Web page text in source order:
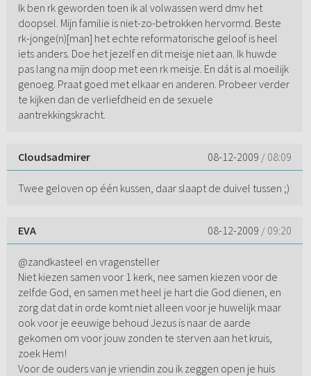
Ik ben rk geworden toen ik al volwassen werd dmv het
doopsel. Mijn familie is niet-zo-betrokken hervormd. Beste
rk-jonge(n)[man] het echte reformatorische geloof is heel
iets anders. Doe het jezelf en dit meisje niet aan. Ik huwde
pas lang na mijn doop met een rk meisje. En dát is al moeilijk
genoeg. Praat goed met elkaar en anderen. Probeer verder
te kijken dan de verliefdheid en de sexuele
aantrekkingskracht.
Cloudsadmirer 08-12-2009 / 08:09
Twee geloven op één kussen, daar slaapt de duivel tussen ;)
EVA 08-12-2009 / 09:20
@zandkasteel en vragensteller
Niet kiezen samen voor 1 kerk, nee samen kiezen voor de
zelfde God, en samen met heel je hart die God dienen, en
zorg dat dat in orde komt niet alleen voor je huwelijk maar
ook voor je eeuwige behoud Jezus is naar de aarde
gekomen om voor jouw zonden te sterven aan het kruis,
zoek Hem!
Voor de ouders van je vriendin zou ik zeggen open je huis